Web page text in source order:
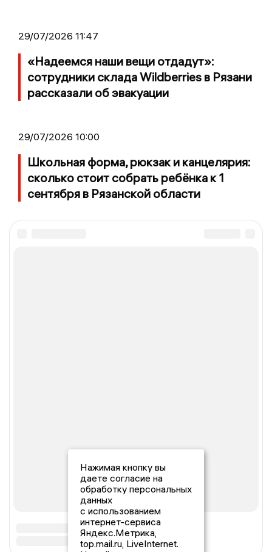
29/07/2026 11:47
«Надеемся наши вещи отдадут»:
сотрудники склада Wildberries в Рязани
рассказали об эвакуации
29/07/2026 10:00
Школьная форма, рюкзак и канцелярия:
сколько стоит собрать ребёнка к 1
сентября в Рязанской области
Нажимая кнопку вы
даете согласие на
обработку персональных
данных
с использованием
интернет-сервиса
Яндекс.Метрика,
top.mail.ru, LiveInternet.